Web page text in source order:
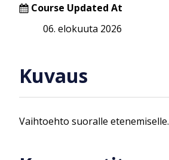
Course Updated At
06. elokuuta 2026
Kuvaus
Vaihtoehto suoralle etenemiselle.